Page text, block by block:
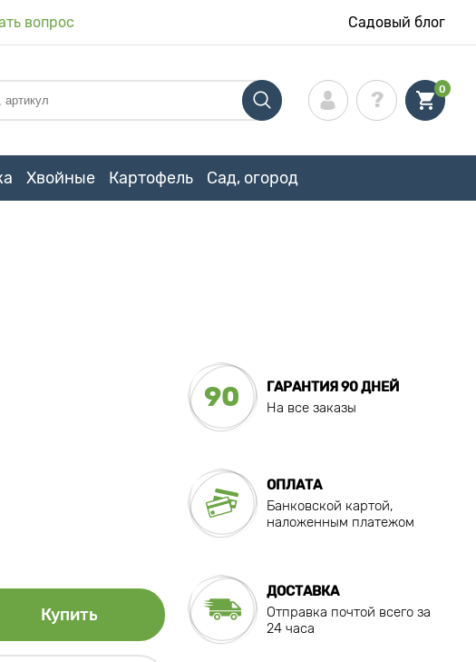
вопрос Садовый блог
0
Хвойные Картофель Сад, огород
Купить
90
ГАРАНТИЯ 90 ДНЕЙ
На все заказы
ОПЛАТА
Банковской картой,
наложенным платежом
ДОСТАВКА
Отправка почтой всего за
24 часа